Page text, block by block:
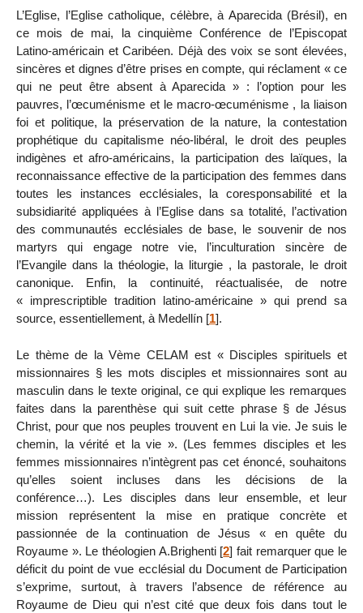
L’Eglise, l’Eglise catholique, célèbre, à Aparecida (Brésil), en
ce mois de mai, la cinquième Conférence de l’Episcopat
Latino-américain et Caribéen. Déjà des voix se sont élevées,
sincères et dignes d’être prises en compte, qui réclament « ce
qui ne peut être absent à Aparecida » : l’option pour les
pauvres, l’œcuménisme et le macro-œcuménisme , la liaison
foi et politique, la préservation de la nature, la contestation
prophétique du capitalisme néo-libéral, le droit des peuples
indigènes et afro-américains, la participation des laïques, la
reconnaissance effective de la participation des femmes dans
toutes les instances ecclésiales, la coresponsabilité et la
subsidiarité appliquées à l’Eglise dans sa totalité, l’activation
des communautés ecclésiales de base, le souvenir de nos
martyrs qui engage notre vie, l’inculturation sincère de
l’Evangile dans la théologie, la liturgie , la pastorale, le droit
canonique. Enfin, la continuité, réactualisée, de notre
« imprescriptible tradition latino-américaine » qui prend sa
source, essentiellement, à Medellín [1].
Le thème de la Vème CELAM est « Disciples spirituels et
missionnaires § les mots disciples et missionnaires sont au
masculin dans le texte original, ce qui explique les remarques
faites dans la parenthèse qui suit cette phrase § de Jésus
Christ, pour que nos peuples trouvent en Lui la vie. Je suis le
chemin, la vérité et la vie ». (Les femmes disciples et les
femmes missionnaires n’intègrent pas cet énoncé, souhaitons
qu’elles soient incluses dans les décisions de la
conférence…). Les disciples dans leur ensemble, et leur
mission représentent la mise en pratique concrète et
passionnée de la continuation de Jésus « en quête du
Royaume ». Le théologien A.Brighenti[2] fait remarquer que le
déficit du point de vue ecclésial du Document de Participation
s’exprime, surtout, à travers l’absence de référence au
Royaume de Dieu qui n’est cité que deux fois dans tout le